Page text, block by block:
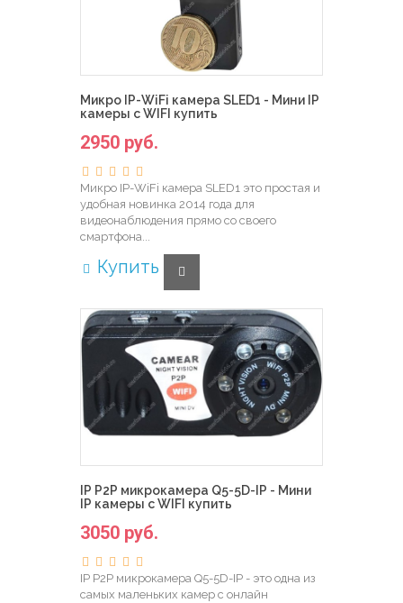
Микро IP-WiFi камера SLED1 - Мини IP
камеры с WIFI купить
2950 руб.
Микро IP-WiFi камера SLED1 это простая и
удобная новинка 2014 года для
видеонаблюдения прямо со своего
смартфона...
Купить
IP P2P микрокамера Q5-5D-IP - Мини
IP камеры с WIFI купить
3050 руб.
IP P2P микрокамера Q5-5D-IP - это одна из
самых маленьких камер с онлайн